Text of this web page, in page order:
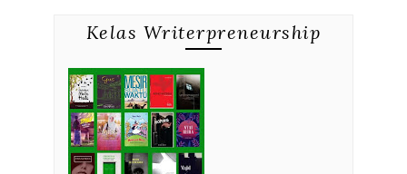
Kelas Writerpreneurship